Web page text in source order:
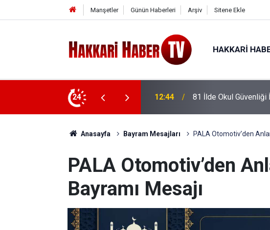
Manşetler Günün Haberleri Arşiv Sitene Ekle
HAKKARI
24
Hakkâri de Listede 12:24 AK Parti Heyetinden
Anasayfa Bayram Mesajları PALA Otomotiv’den
PALA Otomotiv’den
Bayramı Mesajı